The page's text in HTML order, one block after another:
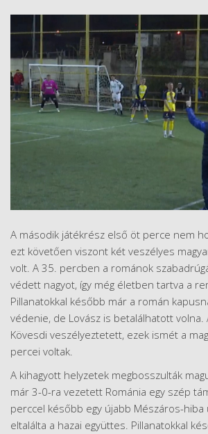
A második játékrész első öt perce nem
ezt követően viszont két veszélyes
volt. A 35. percben a románok
védett nagyot, így még életben tartva a
Pillanatokkal később már a román
védenie, de Lovász is betalálhatott
Kövesdi veszélyeztetett, ezek ismét a
percei voltak.
A kihagyott helyzetek megbosszulták
már 3-0-ra vezetett Románia egy szép
perccel később egy újabb Mészáros-hiba
eltalálta a hazai együttes. Pillanatokkal